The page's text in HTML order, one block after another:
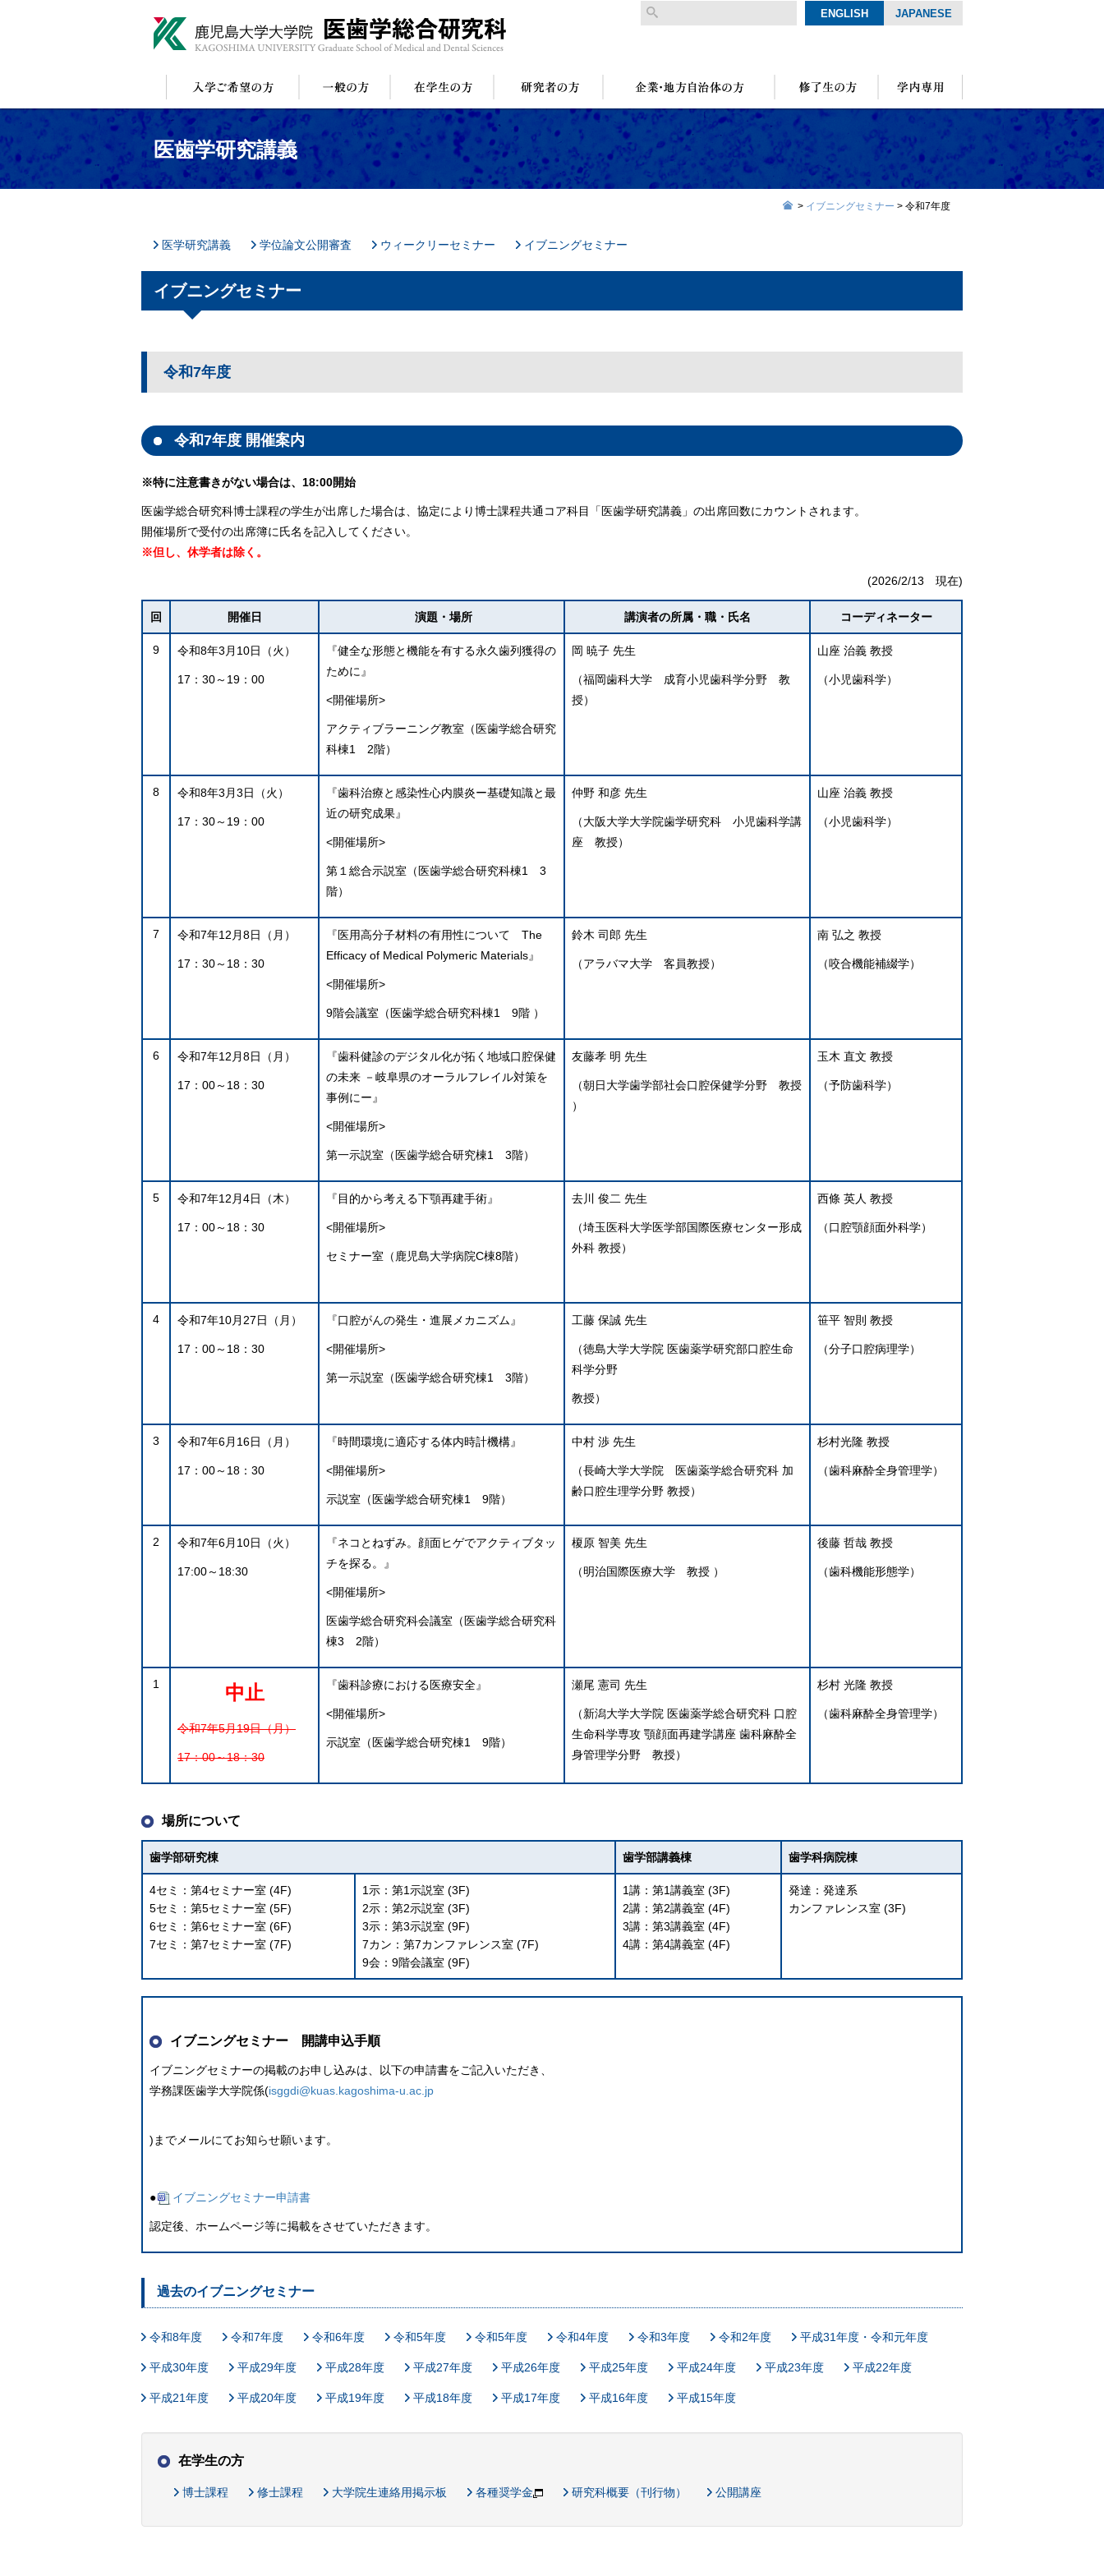
ENGLISH JAPANESE
医歯学研究講義
> イブニングセミナー > 令和7年度
医学研究講義 学位論文公開審査 ウィークリーセミナー イブニングセミナー
イブニングセミナー
令和7年度
令和7年度 開催案内
※特に注意書きがない場合は、18:00開始
医歯学総合研究科博士課程の学生が出席した場合は、協定により博士課程共通コア科目「医歯学研究講義」の出席回数にカウントされます。
開催場所で受付の出席簿に氏名を記入してください。
※但し、休学者は除く。
(2026/2/13 現在)
回 開催日 演題・場所 講演者の所属・職・氏名 コーディネーター
9 令和8年3月10日（火）
17：30～19：00
『健全な形態と機能を有する永久歯列獲得の
ために』
<開催場所>
アクティブラーニング教室（医歯学総合研究
科棟1 2階）
岡 暁子 先生
（福岡歯科大学 成育小児歯科学分野 教
授）
山座 治義 教授
（小児歯科学）
8 令和8年3月3日（火）
17：30～19：00
『歯科治療と感染性心内膜炎ー基礎知識と最
近の研究成果』
<開催場所>
第１総合示説室（医歯学総合研究科棟1 3
階）
仲野 和彦 先生
（大阪大学大学院歯学研究科 小児歯科学講
座 教授）
山座 治義 教授
（小児歯科学）
7 令和7年12月8日（月）
17：30～18：30
『医用高分子材料の有用性について The
Efficacy of Medical Polymeric Materials』
<開催場所>
9階会議室（医歯学総合研究科棟1 9階 ）
鈴木 司郎 先生
（アラバマ大学 客員教授）
南 弘之 教授
（咬合機能補綴学）
6 令和7年12月8日（月）
17：00～18：30
『歯科健診のデジタル化が拓く地域口腔保健
の未来 －岐阜県のオーラルフレイル対策を
事例にー』
<開催場所>
第一示説室（医歯学総合研究棟1 3階）
友藤孝 明 先生
（朝日大学歯学部社会口腔保健学分野 教授
）
玉木 直文 教授
（予防歯科学）
5 令和7年12月4日（木）
17：00～18：30
『目的から考える下顎再建手術』
<開催場所>
セミナー室（鹿児島大学病院C棟8階）
去川 俊二 先生
（埼玉医科大学医学部国際医療センター形成
外科 教授）
西條 英人 教授
（口腔顎顔面外科学）
4 令和7年10月27日（月）
17：00～18：30
『口腔がんの発生・進展メカニズム』
<開催場所>
第一示説室（医歯学総合研究棟1 3階）
工藤 保誠 先生
（徳島大学大学院 医歯薬学研究部口腔生命
科学分野
教授）
笹平 智則 教授
（分子口腔病理学）
3 令和7年6月16日（月）
17：00～18：30
『時間環境に適応する体内時計機構』
<開催場所>
示説室（医歯学総合研究棟1 9階）
中村 渉 先生
（長崎大学大学院 医歯薬学総合研究科 加
齢口腔生理学分野 教授）
杉村光隆 教授
（歯科麻酔全身管理学）
2 令和7年6月10日（火）
17:00～18:30
『ネコとねずみ。顔面ヒゲでアクティブタッ
チを探る。』
<開催場所>
医歯学総合研究科会議室（医歯学総合研究科
棟3 2階）
榎原 智美 先生
（明治国際医療大学 教授 ）
後藤 哲哉 教授
（歯科機能形態学）
1 中止
令和7年5月19日（月）
17：00～18：30
『歯科診療における医療安全』
<開催場所>
示説室（医歯学総合研究棟1 9階）
瀬尾 憲司 先生
（新潟大学大学院 医歯薬学総合研究科 口腔
生命科学専攻 顎顔面再建学講座 歯科麻酔全
身管理学分野 教授）
杉村 光隆 教授
（歯科麻酔全身管理学）
場所について
歯学部研究棟 歯学部講義棟 歯学科病院棟
4セミ：第4セミナー室 (4F)
5セミ：第5セミナー室 (5F)
6セミ：第6セミナー室 (6F)
7セミ：第7セミナー室 (7F)
1示：第1示説室 (3F)
2示：第2示説室 (3F)
3示：第3示説室 (9F)
7カン：第7カンファレンス室 (7F)
9会：9階会議室 (9F)
1講：第1講義室 (3F)
2講：第2講義室 (4F)
3講：第3講義室 (4F)
4講：第4講義室 (4F)
発達：発達系
カンファレンス室 (3F)
イブニングセミナー 開講申込手順
イブニングセミナーの掲載のお申し込みは、以下の申請書をご記入いただき、
学務課医歯学大学院係(isggdi@kuas.kagoshima-u.ac.jp
)までメールにてお知らせ願います。
● イブニングセミナー申請書
認定後、ホームページ等に掲載をさせていただきます。
過去のイブニングセミナー
令和8年度 令和7年度 令和6年度 令和5年度 令和5年度 令和4年度 令和3年度 令和2年度 平成31年度・令和元年度
平成30年度 平成29年度 平成28年度 平成27年度 平成26年度 平成25年度 平成24年度 平成23年度 平成22年度
平成21年度 平成20年度 平成19年度 平成18年度 平成17年度 平成16年度 平成15年度
在学生の方
博士課程 修士課程 大学院生連絡用掲示板 各種奨学金 研究科概要（刊行物） 公開講座